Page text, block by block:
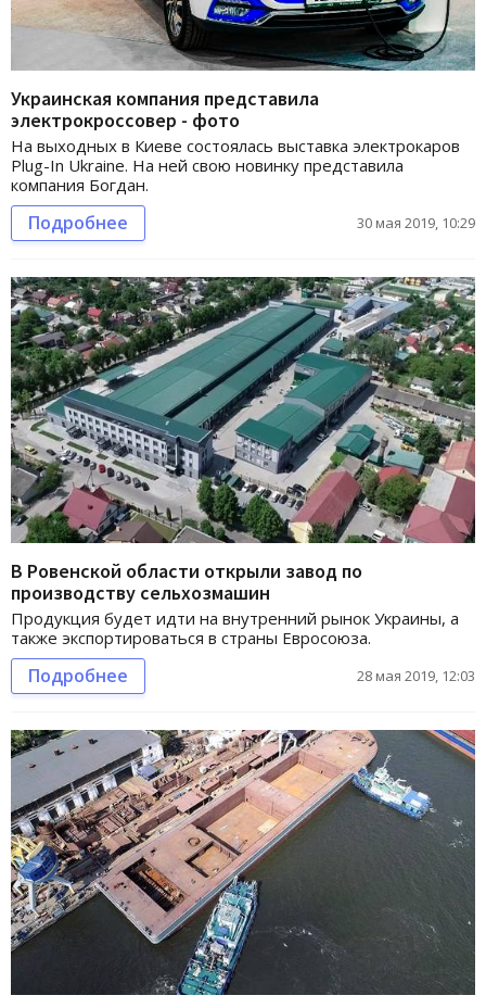
Украинская компания представила
электрокроссовер - фото
На выходных в Киеве состоялась выставка электрокаров
Plug-In Ukraine. На ней свою новинку представила
компания Богдан.
Подробнее 30 мая 2019, 10:29
В Ровенской области открыли завод по
производству сельхозмашин
Продукция будет идти на внутренний рынок Украины, а
также экспортироваться в страны Евросоюза.
Подробнее 28 мая 2019, 12:03